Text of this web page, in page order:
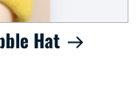
Hat